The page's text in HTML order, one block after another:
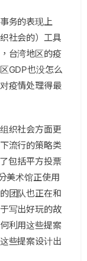
务的表现上
社会的）工具
台湾地区的疫
GDP也没怎么
疫情处理得最
织社会方面更
流行的策略类
包括平方投票
美术馆正使用
团队也正在和
写出好玩的故
利用这些提案
些提案设计出